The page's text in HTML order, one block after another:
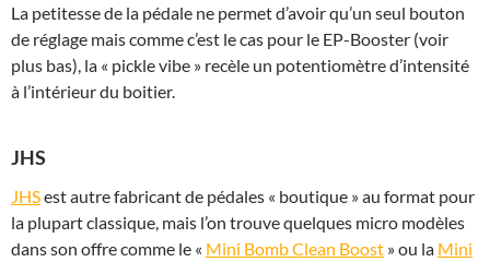
La petitesse de la pédale ne permet d’avoir qu’un seul bouton
de réglage mais comme c’est le cas pour le EP-Booster (voir
plus bas), la « pickle vibe » recèle un potentiomètre d’intensité
à l’intérieur du boitier.
JHS
JHSest autre fabricant de pédales « boutique » au format pour
la plupart classique, mais l’on trouve quelques micro modèles
dans son offre comme le « Mini Bomb Clean Boost » ou la Mini